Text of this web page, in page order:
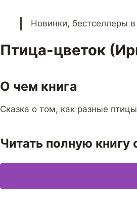
Новинки, бестселлеры
Птица-цветок
О чем книга
Сказка о том, как разные
Читать полную книгу